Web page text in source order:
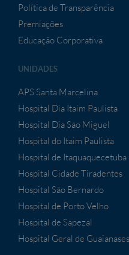
Política de Transparência
Premiações
Educação Corporativa
UNIDADES
APS Santa Marcelina
Hospital Dia Itaim Paulista
Hospital Dia São Miguel
Hospital do Itaim Paulista
Hospital de Itaquaquecetuba
Hospital Cidade Tiradentes
Hospital São Bernardo
Hospital de Porto Velho
Hospital de Sapezal
Hospital Geral de Guaianases